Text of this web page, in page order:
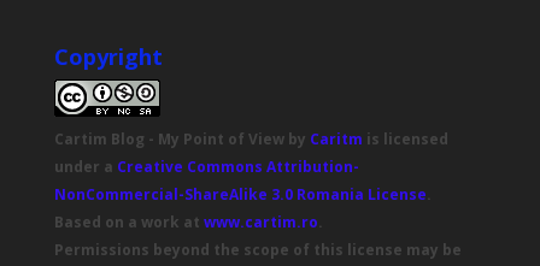
Copyright
Cartim Blog - My Point of Viewby Caritm is licensed
under a Creative Commons Attribution-
NonCommercial-ShareAlike 3.0 Romania License.
Based on a work at www.cartim.ro.
Permissions beyond the scope of this license may be